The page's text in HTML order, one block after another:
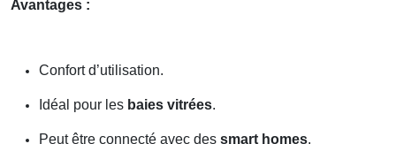
Avantages :
Confort d’utilisation.
Idéal pour les baies vitrées.
Peut être connecté avec des smart homes.